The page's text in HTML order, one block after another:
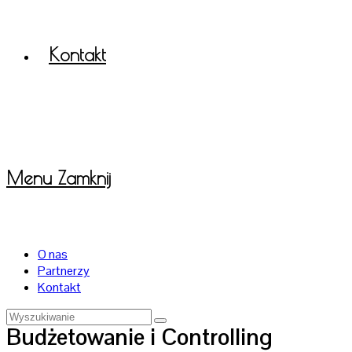
Kontakt
Menu Zamknij
O nas
Partnerzy
Kontakt
Budżetowanie i Controlling